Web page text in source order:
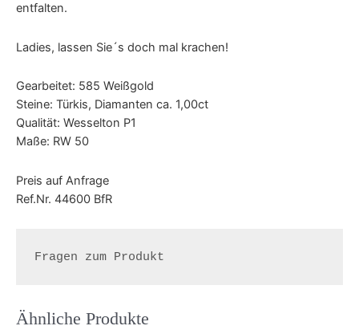
entfalten.
Ladies, lassen Sie´s doch mal krachen!
Gearbeitet: 585 Weißgold
Steine: Türkis, Diamanten ca. 1,00ct
Qualität: Wesselton P1
Maße: RW 50
Preis auf Anfrage
Ref.Nr. 44600 BfR
Fragen zum Produkt
Ähnliche Produkte